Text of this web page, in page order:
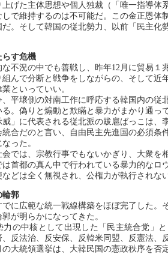
げた主体思想や個人独裁（「唯一指導体
しで維持するのは不可能だ。この金正恩体
だ。そして韓国の従北勢力、以前「民主化
らす危機
不況の中でも善戦し、昨年12月に貿易１
んで分断と戦争をしながらの、そして近
といっていい。
平壌側の対南工作に呼応する韓国内の従
。偽りと煽動と欺瞞と暴力がまかり通っ
」に代表される従北派の跋扈ばっこは、
統合だのと言い、自由民主先進国の必須条
った。
では、宗教行事でもないかぎり、大衆を
は首都の真ん中で行われている暴力的なロ
どは全く無視され、公権力が執行されな
輪郭
に広範な統一戦線構築をほぼ完了した。
が明らかになってきた。
の中核として出現した「民主統合党」
反法治、反安保、反韓米同盟、反憲法、
大統領選挙は、大韓民国の憲政秩序を否